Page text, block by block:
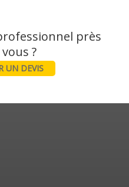
près
UN DEVIS